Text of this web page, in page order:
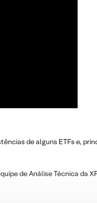
de alguns ETFs e,
de Análise Técnica da